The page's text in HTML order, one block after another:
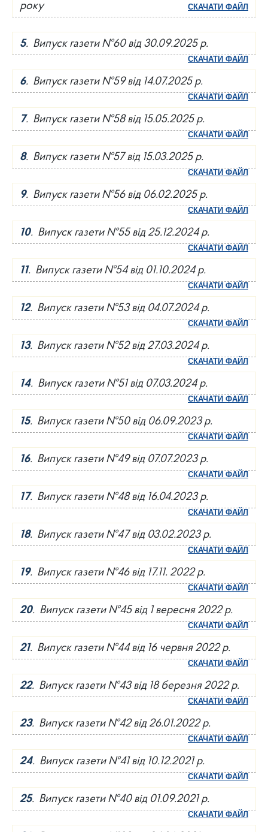
року
СКАЧАТИ ФАЙЛ
5. Випуск газети №60 від 30.09.2025 р.
СКАЧАТИ ФАЙЛ
6. Випуск газети №59 від 14.07.2025 р.
СКАЧАТИ ФАЙЛ
7. Випуск газети №58 від 15.05.2025 р.
СКАЧАТИ ФАЙЛ
8. Випуск газети №57 від 15.03.2025 р.
СКАЧАТИ ФАЙЛ
9. Випуск газети №56 від 06.02.2025 р.
СКАЧАТИ ФАЙЛ
10. Випуск газети №55 від 25.12.2024 р.
СКАЧАТИ ФАЙЛ
11. Випуск газети №54 від 01.10.2024 р.
СКАЧАТИ ФАЙЛ
12. Випуск газети №53 від 04.07.2024 р.
СКАЧАТИ ФАЙЛ
13. Випуск газети №52 від 27.03.2024 р.
СКАЧАТИ ФАЙЛ
14. Випуск газети №51 від 07.03.2024 р.
СКАЧАТИ ФАЙЛ
15. Випуск газети №50 від 06.09.2023 р.
СКАЧАТИ ФАЙЛ
16. Випуск газети №49 від 07.07.2023 р.
СКАЧАТИ ФАЙЛ
17. Випуск газети №48 від 16.04.2023 р.
СКАЧАТИ ФАЙЛ
18. Випуск газети №47 від 03.02.2023 р.
СКАЧАТИ ФАЙЛ
19. Випуск газети №46 від 17.11. 2022 р.
СКАЧАТИ ФАЙЛ
20. Випуск газети №45 від 1 вересня 2022 р.
СКАЧАТИ ФАЙЛ
21. Випуск газети №44 від 16 червня 2022 р.
СКАЧАТИ ФАЙЛ
22. Випуск газети №43 від 18 березня 2022 р.
СКАЧАТИ ФАЙЛ
23. Випуск газети №42 від 26.01.2022 р.
СКАЧАТИ ФАЙЛ
24. Випуск газети №41 від 10.12.2021 р.
СКАЧАТИ ФАЙЛ
25. Випуск газети №40 від 01.09.2021 р.
СКАЧАТИ ФАЙЛ